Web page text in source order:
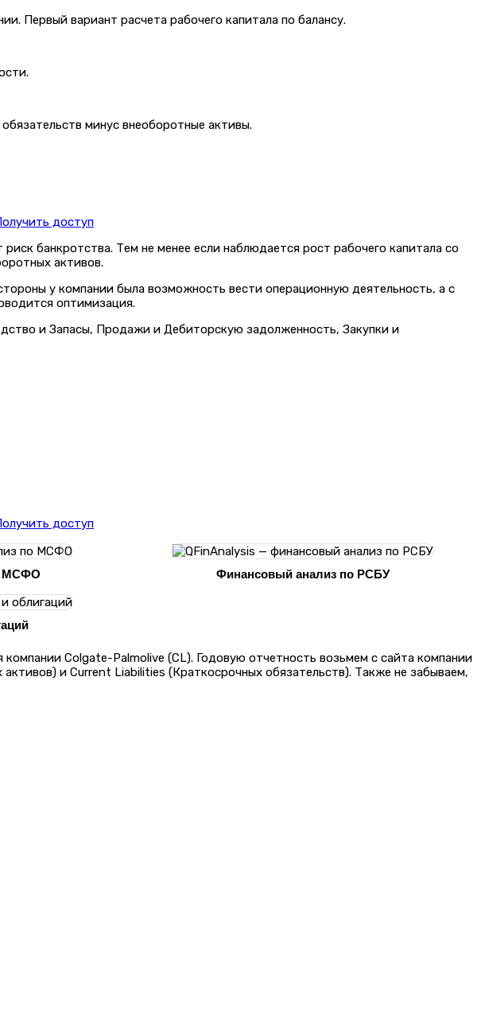
Первый вариант расчета рабочего капитала по балансу.
минус внеоборотные активы.
доступ
банкротства. Тем не менее если наблюдается рост рабочего капитала со
активов.
у компании была возможность вести операционную деятельность, а с
оптимизация.
и Запасы, Продажи и Дебиторскую задолженность, Закупки и
доступ
МСФО Финансовый анализ по РСБУ
Colgate-Palmolive (CL). Годовую отчетность возьмем с сайта компании
и Current Liabilities (Краткосрочных обязательств). Также не забываем,